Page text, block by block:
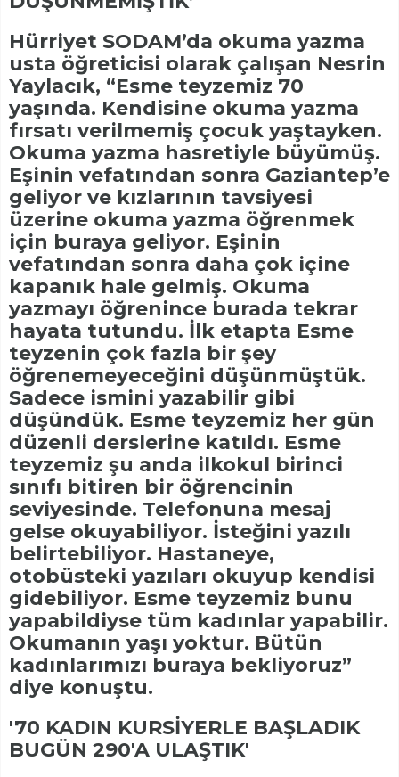
Hürriyet SODAM’da okuma yazma
usta öğreticisi olarak çalışan Nesrin
Yaylacık, “Esme teyzemiz 70
yaşında. Kendisine okuma yazma
fırsatı verilmemiş çocuk yaştayken.
Okuma yazma hasretiyle büyümüş.
Eşinin vefatından sonra Gaziantep’e
geliyor ve kızlarının tavsiyesi
üzerine okuma yazma öğrenmek
için buraya geliyor. Eşinin
vefatından sonra daha çok içine
kapanık hale gelmiş. Okuma
yazmayı öğrenince burada tekrar
hayata tutundu. İlk etapta Esme
teyzenin çok fazla bir şey
öğrenemeyeceğini düşünmüştük.
Sadece ismini yazabilir gibi
düşündük. Esme teyzemiz her gün
düzenli derslerine katıldı. Esme
teyzemiz şu anda ilkokul birinci
sınıfı bitiren bir öğrencinin
seviyesinde. Telefonuna mesaj
gelse okuyabiliyor. İsteğini yazılı
belirtebiliyor. Hastaneye,
otobüsteki yazıları okuyup kendisi
gidebiliyor. Esme teyzemiz bunu
yapabildiyse tüm kadınlar yapabilir.
Okumanın yaşı yoktur. Bütün
kadınlarımızı buraya bekliyoruz”
diye konuştu.
'70 KADIN KURSİYERLE BAŞLADIK
BUGÜN 290'A ULAŞTIK'